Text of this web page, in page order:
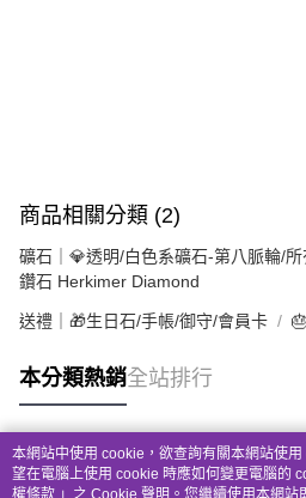
商品相關分類 (2)
礦石｜💎透明/白色系礦石-第八脈輪/
鑽石 Herkimer Diamond
送禮｜🎁生日石/手帳/御守/會員卡
本分類熱銷全站排行
熱門標籤
本網站中使用 cookie，欲查詢有關本網站使
望在電腦上使用 cookie 時應如何變更電腦的
權條款 」之 Cookie 聲明。您繼續使用本網站